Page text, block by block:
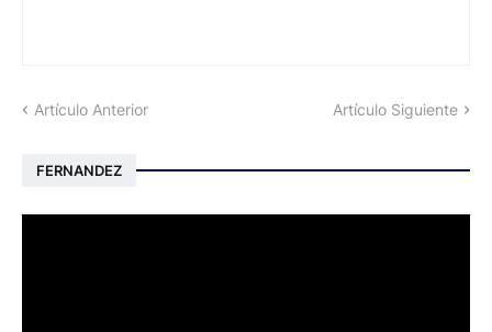
Artículo Anterior Artículo Siguiente
FERNANDEZ